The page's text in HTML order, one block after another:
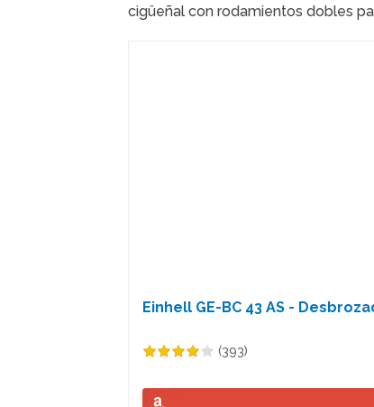
cigüeñal con rodamientos dobles
Einhell GE-BC 43 AS -
(393)